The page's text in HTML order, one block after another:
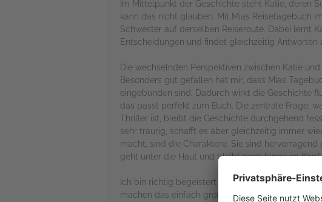
Im Mittelpunkt der Geschichte steht Katie, deren
kann das nicht glauben. Mit Mias Reisetagebuch
Schwester auf derselben Reiseroute. Dabei lernt
Entscheidungen und findet gleichzeitig Antworten
Die wechselnden Perspektiven zwischen Katie
Besonders gut gefallen hat mir, dass Mias
eingebunden sind. Dadurch wirkt die Geschichte
das passt perfekt zum Buch. Die zentrale Frage,
Thriller ist, bleibt die Geschichte durchgehend
sehr traurig, schafft es aber gleichzeitig immer
macht, sind die Charaktere. Sie sind
geht unter die Haut und bleibt noch lange im Kopf.
Ich bin richtig begeistert von der Hörbuchversion!
machen das einfach großartig. Sie hauchen der